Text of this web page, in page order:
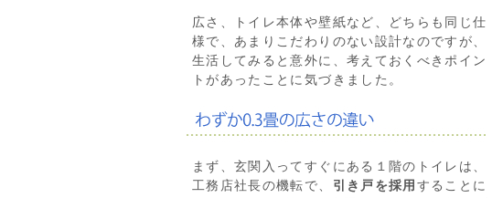
広さ、トイレ本体や壁紙など、どちらも同じ仕
様で、あまりこだわりのない設計なのですが、
生活してみると意外に、考えておくべきポイン
トがあったことに気づきました。
まず、玄関入ってすぐにある１階のトイレは、
工務店社長の機転で、 引き戸を採用 することに